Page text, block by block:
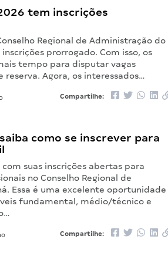
tem inscrições
Regional de Administração do
prorrogado. Com isso, os
tempo para disputar vagas
Agora, os interessados…
Compartilhe:
como se inscrever para
com suas inscrições abertas para
no Conselho Regional de
Essa é uma excelente oportunidade
fundamental, médio/técnico e
Compartilhe: